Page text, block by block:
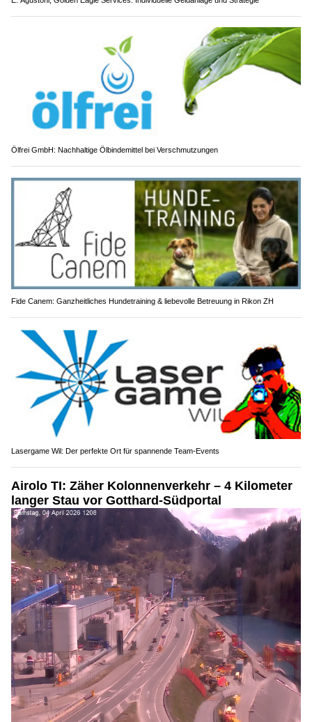
Ölfrei GmbH: Nachhaltige Ölbindemittel bei Verschmutzungen
Fide Canem: Ganzheitliches Hundetraining & liebevolle Betreuung in Rikon ZH
Lasergame Wil: Der perfekte Ort für spannende Team-Events
Airolo TI: Zäher Kolonnenverkehr – 4 Kilometer
langer Stau vor Gotthard-Südportal